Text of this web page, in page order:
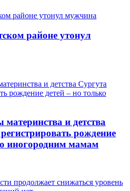
районе утонул
и детства
рождение
иногородним мамам